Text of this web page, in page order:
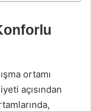
ortamı
açısından